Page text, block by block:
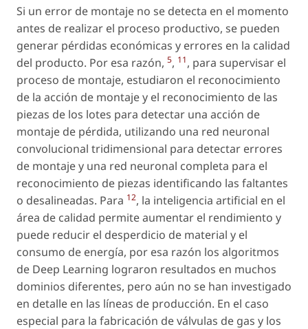
Si un error de montaje no se detecta en el momento
antes de realizar el proceso productivo, se pueden
generar pérdidas económicas y errores en la calidad
del producto. Por esa razón, 5, 11, para supervisar el
proceso de montaje, estudiaron el reconocimiento
de la acción de montaje y el reconocimiento de las
piezas de los lotes para detectar una acción de
montaje de pérdida, utilizando una red neuronal
convolucional tridimensional para detectar errores
de montaje y una red neuronal completa para el
reconocimiento de piezas identificando las faltantes
o desalineadas. Para 12, la inteligencia artificial en el
área de calidad permite aumentar el rendimiento y
puede reducir el desperdicio de material y el
consumo de energía, por esa razón los algoritmos
de Deep Learning lograron resultados en muchos
dominios diferentes, pero aún no se han investigado
en detalle en las líneas de producción. En el caso
especial para la fabricación de válvulas de gas y los